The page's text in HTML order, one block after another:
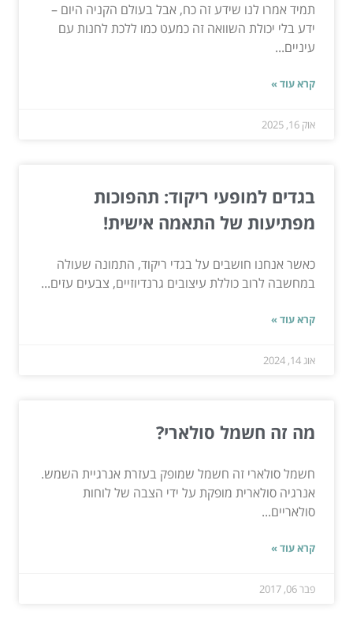
תמיד אמרו לנו שידע זה כח, אבל בעולם הקניה היום –
ידע בלי יכולת השוואה זה כמעט כמו ללכת לחנות עם
עיניים...
קרא עוד »
אוק 16, 2025
בגדים למופעי ריקוד: תהפוכות
מפתיעות של התאמה אישית!
כאשר אנחנו חושבים על בגדי ריקוד, התמונה שעולה
במחשבה לרוב כוללת עיצובים גרנדיוזיים, צבעים עזים...
קרא עוד »
אוג 14, 2024
מה זה חשמל סולארי?
חשמל סולארי זה חשמל שמופק בעזרת אנרגיית השמש.
אנרגיה סולארית מופקת על ידי הצבה של לוחות
סולאריים...
קרא עוד »
פבר 06, 2017